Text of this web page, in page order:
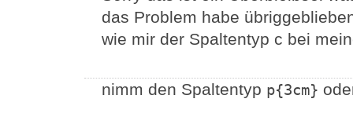
das Problem habe
wie mir der Spaltentyp c bei
nimm den Spaltentyp p{3cm}